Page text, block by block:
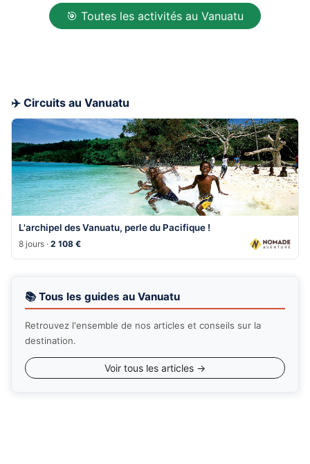
🎯 Toutes les activités au Vanuatu
✈️ Circuits au Vanuatu
L'archipel des Vanuatu, perle du Pacifique !
8 jours ·2 108 €
📚 Tous les guides au Vanuatu
Retrouvez l'ensemble de nos articles et conseils sur la
destination.
Voir tous les articles →